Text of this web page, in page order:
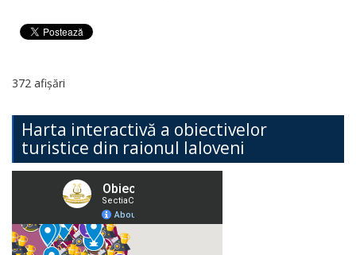
372 afișări
Harta interactivă a obiectivelor
turistice din raionul Ialoveni